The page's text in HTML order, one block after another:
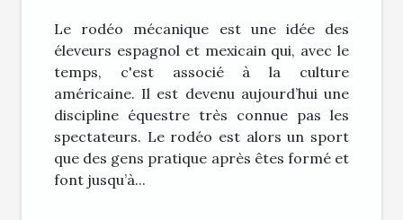
Le rodéo mécanique est une idée des
éleveurs espagnol et mexicain qui, avec le
temps, c'est associé à la culture
américaine. Il est devenu aujourd’hui une
discipline équestre très connue pas les
spectateurs. Le rodéo est alors un sport
que des gens pratique après êtes formé et
font jusqu’à...